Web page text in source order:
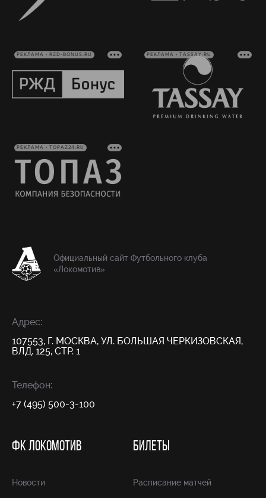
РЕКЛАМА • RZD-BONUS.RU РЕКЛАМА • TASSAY.RU
РЕКЛАМА • TOPAZ24.RU
Официальный сайт Футбольного клуба
«Локомотив»
Адрес:
107553, Г. МОСКВА, УЛ. БОЛЬШАЯ ЧЕРКИЗОВСКАЯ,
ВЛД. 125, СТР. 1
Телефон:
+7 (495) 500-3-100
ФК ЛОКОМОТИВ
Новости
БИЛЕТЫ
Расписание матчей